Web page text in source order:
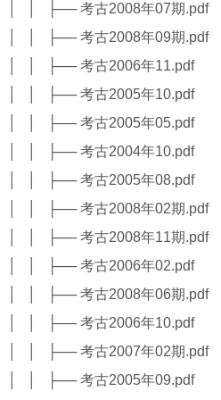
│ │ ├── 考古2008年07期.pdf
│ │ ├── 考古2008年09期.pdf
│ │ ├── 考古2006年11.pdf
│ │ ├── 考古2005年10.pdf
│ │ ├── 考古2005年05.pdf
│ │ ├── 考古2004年10.pdf
│ │ ├── 考古2005年08.pdf
│ │ ├── 考古2008年02期.pdf
│ │ ├── 考古2008年11期.pdf
│ │ ├── 考古2006年02.pdf
│ │ ├── 考古2008年06期.pdf
│ │ ├── 考古2006年10.pdf
│ │ ├── 考古2007年02期.pdf
│ │ ├── 考古2005年09.pdf